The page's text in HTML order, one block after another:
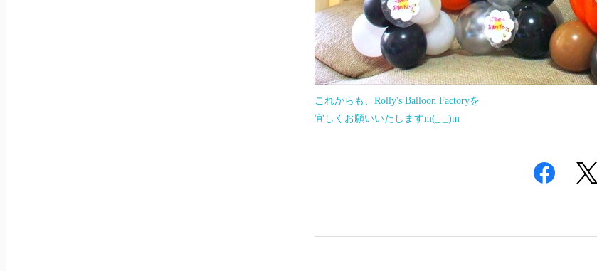
これからも、Rolly's Balloon Factoryを
宜しくお願いいたしますm(_ _)m